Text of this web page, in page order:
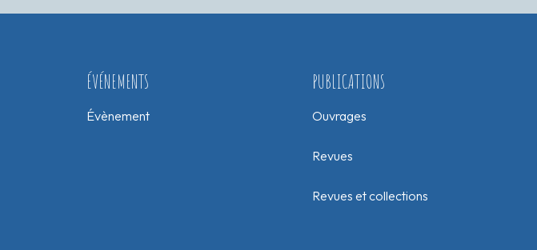
ÉVÉNEMENTS
Évènement
PUBLICATIONS
Ouvrages
Revues
Revues et collections